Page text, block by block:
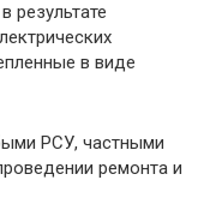
результате
в виде
РСУ, частными
ремонта и